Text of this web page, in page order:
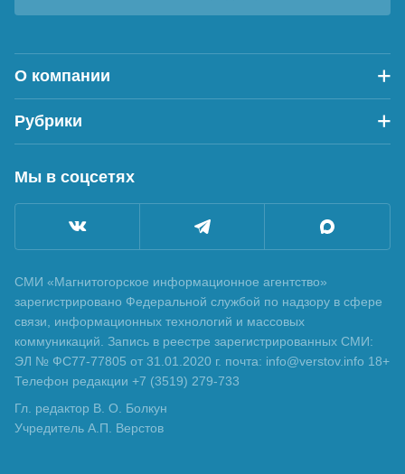
О компании
Рубрики
Мы в соцсетях
СМИ «Магнитогорское информационное агентство»
зарегистрировано Федеральной службой по надзору в сфере
связи, информационных технологий и массовых
коммуникаций. Запись в реестре зарегистрированных СМИ:
ЭЛ № ФС77-77805 от 31.01.2020 г. почта: info@verstov.info 18+
Телефон редакции +7 (3519) 279-733
Гл. редактор В. О. Болкун
Учредитель А.П. Верстов